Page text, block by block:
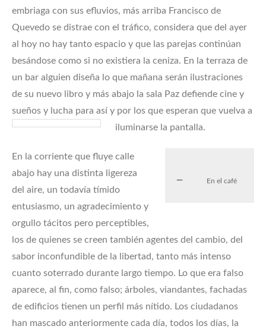
embriaga con sus efluvios, más arriba Francisco de
Quevedo se distrae con el tráfico, considera que del ayer
al hoy no hay tanto espacio y que las parejas continúan
besándose como si no existiera la ceniza. En la terraza de
un bar alguien diseña lo que mañana serán ilustraciones
de su nuevo libro y más abajo la sala Paz defiende cine y
sueños y lucha para así y por los que esperan que vuelva a
iluminarse la pantalla.
En el café
En la corriente que fluye calle
abajo hay una distinta ligereza
del aire, un todavía tímido
entusiasmo, un agradecimiento y
orgullo tácitos pero perceptibles,
los de quienes se creen también agentes del cambio, del
sabor inconfundible de la libertad, tanto más intenso
cuanto soterrado durante largo tiempo. Lo que era falso
aparece, al fin, como falso; árboles, viandantes, fachadas
de edificios tienen un perfil más nítido. Los ciudadanos
han mascado anteriormente cada día, todos los días, la